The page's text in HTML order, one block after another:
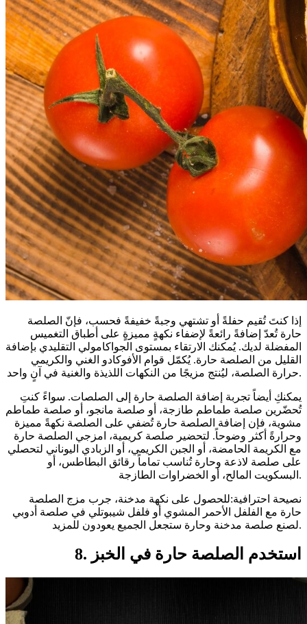
إذا كنتَ تُقيم حفلةً أو تشتهي وجبةً خفيفةً فحسب، فإنّ الصلصة
حارة تُعدّ إضافةً رائعةً لإضفاء نكهةٍ مميزةٍ على أطباق التغميس
المفضلة لديك. يُمكنك الارتقاء بمستوى الجواكامولي التقليدي بإضافة
القليل من الصلصة حارة. يُكمّل قوام الأفوكادو الغني والكريمي
حرارة الصلصة، ليُنتج مزيجًا من النكهات اللذيذة والغنية في آنٍ واحد.
يمكنكِ أيضاً تجربة إضافة الصلصة حارة إلى الصلصات. سواءً كنتِ
تُحضّرين صلصة طماطم طازجة، أو صلصة مانجو، أو صلصة طماطم
مشوية، فإن إضافة الصلصة حارة تُضفي على الصلصة نكهةً مميزة
وحرارةً أكثر وضوحاً. لتحضير صلصة كريمية، امزجي الصلصة حارة
مع الكريمة الحامضة، أو الجبن الكريمي، أو الزبادي اليوناني لتحصلي
على صلصة لاذعة وحارة تُناسب تماماً رقائق البطاطس، أو
البسكويت المالح، أو الخضراوات الطازجة.
نصيحة احترافية:للحصول على نكهة مدخنة، جرب مزج الصلصة
حارة مع الفلفل الأحمر المشوي أو فلفل شيبوتلي في صلصة أدوبي
لصنع صلصة مدخنة وحارة ستجعل الجميع يعودون للمزيد.
8. استخدم الصلصة حارة في الخبز